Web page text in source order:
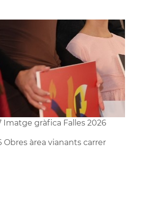
Imatge gràfica Falles 2026
Obres àrea vianants carrer